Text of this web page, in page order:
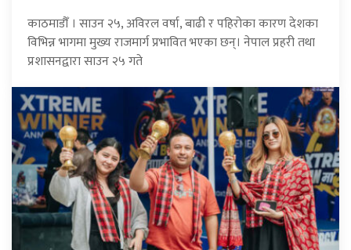
काठमाडौँ । साउन २५, अविरल वर्षा, बाढी र पहिरोका कारण देशका
विभिन्न भागमा मुख्य राजमार्ग प्रभावित भएका छन्। नेपाल प्रहरी तथा
प्रशासनद्वारा साउन २५ गते